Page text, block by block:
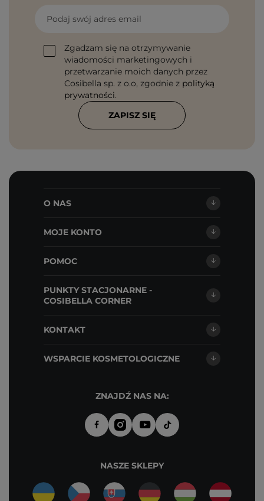
Podaj swój adres email
Zgadzam się na otrzymywanie
wiadomości marketingowych i
przetwarzanie moich danych przez
Cosibella sp. z o.o, zgodnie z polityką
prywatności.
ZAPISZ SIĘ
O NAS
MOJE KONTO
POMOC
PUNKTY STACJONARNE -
COSIBELLA CORNER
KONTAKT
WSPARCIE KOSMETOLOGICZNE
ZNAJDŹ NAS NA:
NASZE SKLEPY